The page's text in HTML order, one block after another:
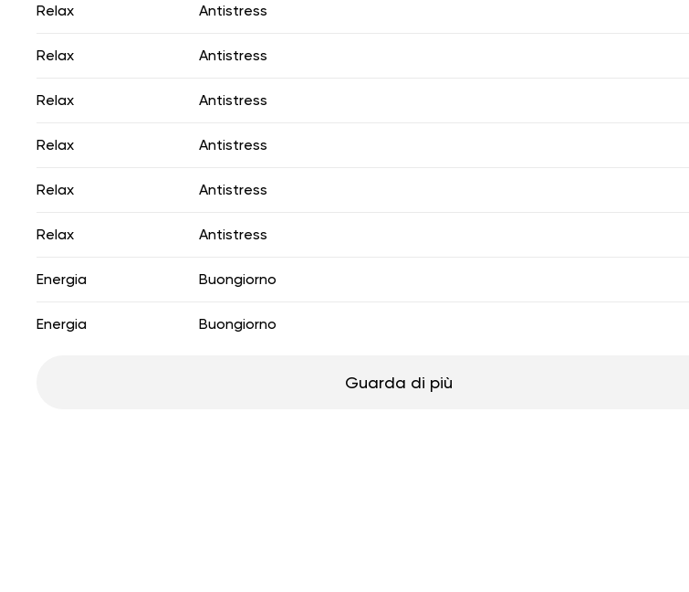
Relax Antistress
Relax Antistress
Relax Antistress
Relax Antistress
Relax Antistress
Relax Antistress
Energia Buongiorno
Energia Buongiorno
Guarda di più